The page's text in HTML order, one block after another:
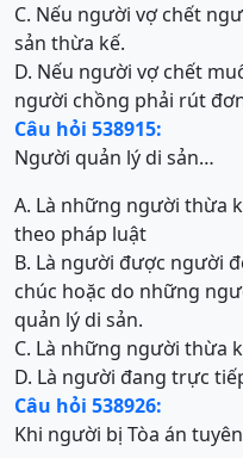
C. Nếu người vợ chết
sản thừa kế.
D. Nếu người vợ chết
người chồng phải rút
Câu hỏi 538915:
Người quản lý di sản…
A. Là những người thừa
theo pháp luật
B. Là người được người
chúc hoặc do những
quản lý di sản.
C. Là những người thừa
D. Là người đang trực
Câu hỏi 538926:
Khi người bị Tòa án